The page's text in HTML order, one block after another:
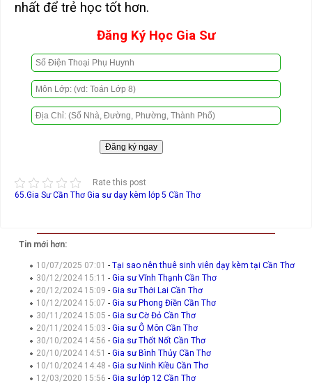
nhất để trẻ học tốt hơn.
Đăng Ký Học Gia Sư
Rate this post
65.Gia Sư Cần Thơ Gia sư dạy kèm lớp 5 Cần Thơ
Tin mới hơn:
10/07/2025 07:01-Tại sao nên thuê sinh viên dạy kèm tại Cần Thơ
30/12/2024 15:11-Gia sư Vĩnh Thạnh Cần Thơ
20/12/2024 15:09-Gia sư Thới Lai Cần Thơ
10/12/2024 15:07-Gia sư Phong Điền Cần Thơ
30/11/2024 15:05-Gia sư Cờ Đỏ Cần Thơ
20/11/2024 15:03-Gia sư Ô Môn Cần Thơ
30/10/2024 14:56-Gia sư Thốt Nốt Cần Thơ
20/10/2024 14:51-Gia sư Bình Thủy Cần Thơ
10/10/2024 14:48-Gia sư Ninh Kiều Cần Thơ
12/03/2020 15:56-Gia sư lớp 12 Cần Thơ